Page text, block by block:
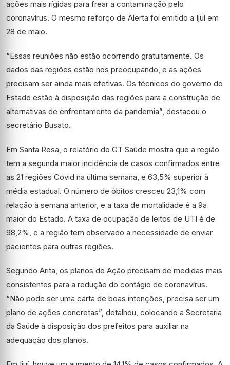
ações mais rígidas para frear a contaminação pelo
coronavírus. O mesmo reforço de Alerta foi emitido a Ijuí em
28 de maio.
“Essas reuniões não estão ocorrendo gratuitamente. Os
dados das regiões estão nos preocupando, e as ações
precisam ser ainda mais efetivas. Os técnicos do governo do
Estado estão à disposição das regiões para a construção de
alternativas de enfrentamento da pandemia”, destacou o
secretário Busato.
Em Santa Rosa, o relatório do GT Saúde mostra que a região
tem a segunda maior incidência de casos confirmados entre
as 21 regiões Covid na última semana, e 63,5% superior à
média estadual. O número de óbitos cresceu 23,1% com
relação à semana anterior, e a taxa de mortalidade é a 9a
maior do Estado. A taxa de ocupação de leitos de UTI é de
98,2%, e a região tem observado a necessidade de enviar
pacientes para outras regiões.
Segundo Arita, os planos de Ação precisam de medidas mais
consistentes para a redução do contágio de coronavírus.
“Não pode ser uma carta de boas intenções, precisa ser um
plano de ações concretas”, detalhou, colocando a Secretaria
da Saúde à disposição dos prefeitos para auxiliar na
adequação dos planos.